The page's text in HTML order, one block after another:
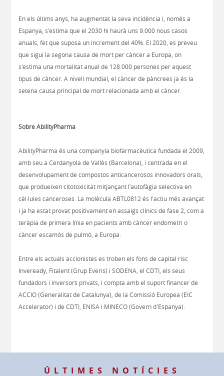
En els últims anys, ha augmentat la seva incidència i, només a
Espanya, s'estima que el 2030 hi haurà uns 9.000 nous casos
anuals, fet que suposa un increment del 40%. El 2020, es preveu
que sigui la segona causa de mort per càncer a Europa, on
s'estima una mortalitat anual de 128.000 persones per aquest
tipus de càncer. A nivell mundial, el càncer de pàncrees ja és la
setena causa principal de mort relacionada amb el càncer.
Sobre AbilityPharma
AbilityPharma és una companyia biofarmacèutica fundada el 2009,
amb seu a Cerdanyola de Vallès (Barcelona), i centrada en el
desenvolupament de compostos anticancerosos innovadors orals,
que produeixen citotoxicitat mitjançant l’autofàgia selectiva en
cèl·lules canceroses. La molècula ABTL0812 és l'actiu més avançat
i ja ha estat provat positivament en assaigs clínics de fase 2, com a
teràpia de primera línia en pacients amb càncer endometri o
càncer escamós de pulmó, a Europa.
Entre els actuals accionistes es troben els fons de capital risc
Inveready, Fitalent (Grup Everis) i SODENA, el CDTI, els seus
fundadors i inversors privats, i compta amb el suport financer de
ACCIO (Generalitat de Catalunya), de la Comissió Europea (EIC
Accelerator) i de CDTI, ENISA i MINECO (Govern d'Espanya).
ÚLTIMES NOTÍCIES